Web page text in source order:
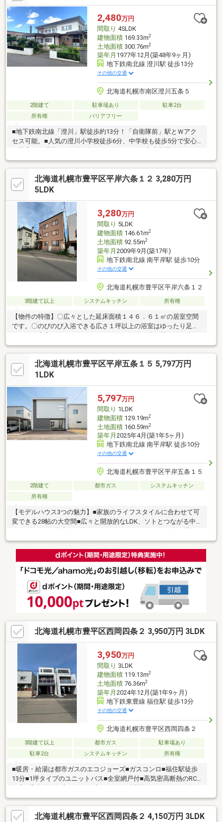
にも最適な物件で、理想の住まいづくりが叶います！近隣にはコ
ンビニやスーパー、ドラッグストアも充実しており、生活にも便
利な環境です。静かな住宅街で、家族みんなが快適に暮らせるお
家です！
2,480万円
間取り 4SLDK
建物面積169.33m2
土地面積300.76m2
築年月 1977年12月(築48年9ヶ月)
地下鉄南北線 澄川駅 徒歩13分
その他の交通
北海道札幌市南区澄川五条５
2階建て 駐車場あり
駐車2台
所有権
バリアフリー
■地下鉄南北線「澄川」駅徒歩約13分！「自衛隊前」駅とＷアク
セス可能。■人気の澄川小学校徒歩6分、中学校も徒歩5分で安心
ます。■建物51坪でゆとりある部屋数。書斎付きで趣味や仕事も
充実。■周辺商業施設が徒歩圏内に揃う好立地。
北海道札幌市豊平区平岸六条１２ 3,280万円
5LDK
3,280万円
間取り 5LDK
建物面積146.61m2
土地面積92.55m2
築年月 2009年9月(築17年)
地下鉄南北線 南平岸駅 徒歩10分
その他の交通
北海道札幌市豊平区平岸六条１２
3階建て以上 システムキッチン 所有権
【物件の特徴】〇広々とした延床面積１４６．６１㎡の居室空間
です。〇のびのび入浴できる広さ１坪以上の浴室はゆったり足を
伸ばして充実のリラックスタイムを作ります。〇無駄のない造り
のシステムキッチン採用なので、食事の準備も片付けもスムーズ
に取り組めます。〇家族というコミュニティを支える５ＬＤＫ。
是非その目でお確かめください。〇お好きなようにリフォームを
することができますので、自分好みの内外装に仕上げることがで
公園：徒歩３分 月寒公園：徒歩４分◆東山小学校まで徒歩約９
分！陵陽中学校まで徒歩約２分！お子様の負担が少なく済みます
北海道札幌市豊平区平岸五条１５ 5,797万円
1LDK
5,797万円
間取り 1LDK
建物面積129.19m2
土地面積160.59m2
築年月 2025年4月(築1年5ヶ月)
地下鉄南北線 南平岸駅 徒歩10分
その他の交通
北海道札幌市豊平区平岸五条１５
2階建て 都市ガス
システムキッチン
所有権
【モデルハウス3つの魅力】■家族のライフスタイルに合わせて可
変できる28帖の大空間■広々と開放的なLDK、ソトとつながる中庭
しても◎のヌック空間【住まいのクワザワ3つの魅力】◆総着工
棟数1万戸を超える北海道のハウスメーカー◆グループ会社との
連携で優れた資材を安定供給◆2×4を進化させたオリジナル工法
で見えないところに一切妥協しない、安心と信頼の家づくり
北海道札幌市豊平区西岡四条２ 3,950万円 3LDK
3,950万円
間取り 3LDK
建物面積119.13m2
土地面積76.36m2
築年月 2024年12月(築1年9ヶ月)
地下鉄東豊線 福住駅 徒歩13分
その他の交通
北海道札幌市豊平区西岡四条２
3階建て以上 都市ガス
駐車場あり
駐車2台
システムキッチン 所有権
■暖房・給湯は都市ガスのエコジョーズ■ガスコンロ■福住駅徒歩
13分■1坪タイプのユニットバス■全室網戸付■高気密高断熱のRC
住宅■温水洗浄便座■ディンプルキー■24時間換気システム■10年
間の設備保証有■玄関土間床暖房
北海道札幌市豊平区西岡四条２ 4,150万円 3LDK